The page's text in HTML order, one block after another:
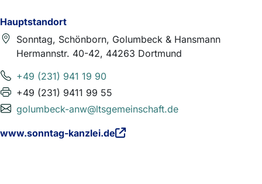
Hauptstandort
Sonntag, Schönborn, Golumbeck & Hansmann
Hermannstr. 40-42, 44263 Dortmund
+49 (231) 941 19 90
+49 (231) 9411 99 55
golumbeck-anw@ltsgemeinschaft.de
www.sonntag-kanzlei.de